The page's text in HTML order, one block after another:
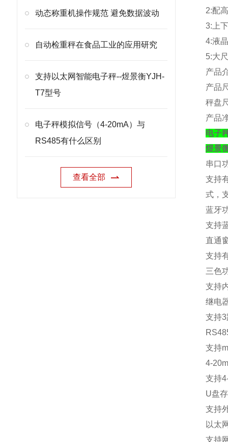
动态称重机操作规范 避免数据波动
自动检重秤在食品工业的应用研究
支持以太网智能电子秤--煜景衡YJH-
T7型号
电子秤模拟信号（4-20mA）与
RS485有什么区别
查看全部
2:配
3: 上
4:液
5:大
产品
产品
秤盘
产品
电子
煜景
串口
支持
式，
蓝牙
支持
直通
支持
三色
支持
继电
支持3
支持
4-
支持
U盘
支持
以太
支持